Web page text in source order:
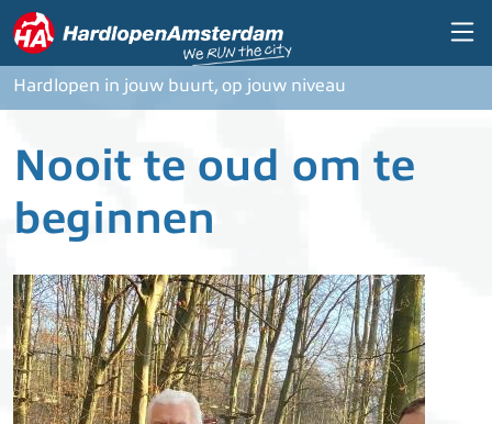
Overslaan en naar de inhoud gaan
Hardlopen in jouw buurt, op jouw niveau
Nooit te oud om te
beginnen